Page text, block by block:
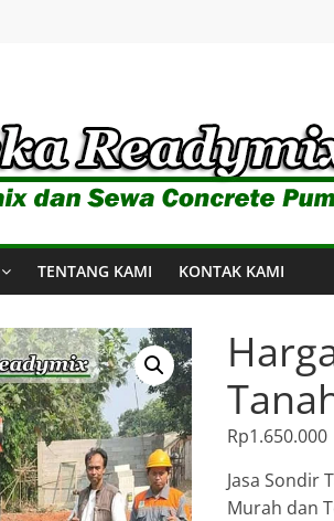
TENTANG KAMI KONTAK KAMI
Rp1.650.000
Jasa Sondir
Murah dan